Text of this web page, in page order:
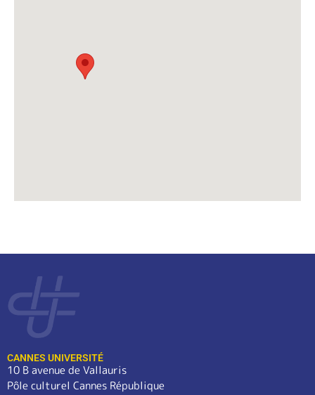
CANNES UNIVERSITÉ
10 B avenue de Vallauris
Pôle culturel Cannes République